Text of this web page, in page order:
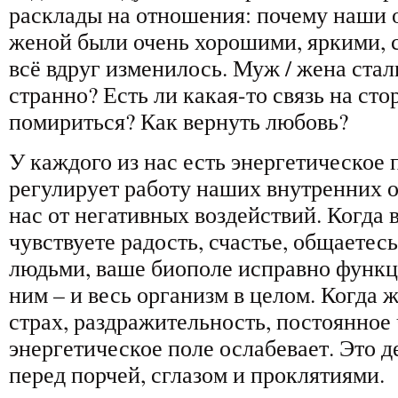
расклады на отношения: почему
женой были очень хорошими, яркими,
всё вдруг изменилось. Муж / жена
странно? Есть ли какая-то связь на
помириться? Как вернуть любовь?
У каждого из нас есть энергетическое
регулирует работу наших внутренних
нас от негативных воздействий.
чувствуете радость, счастье,
людьми, ваше биополе исправно
ним – и весь организм в целом. Когда
страх, раздражительность,
энергетическое поле ослабевает. Это
перед порчей, сглазом и проклятиями.